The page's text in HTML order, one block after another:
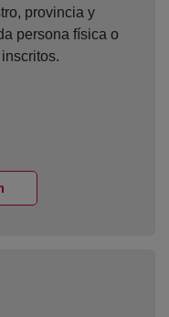
provincia y
persona física o